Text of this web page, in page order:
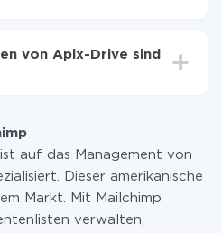
die über unseren
auf ein anderes übertragen
Tarifen
von Apix-Drive sind
auf das Management von
Dieser amerikanische
Markt. Mit Mailchimp
verwalten,